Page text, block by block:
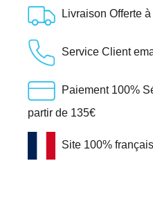
Livraison Offerte
Service Client
Paiement 100%
partir de 135€
Site 100% français